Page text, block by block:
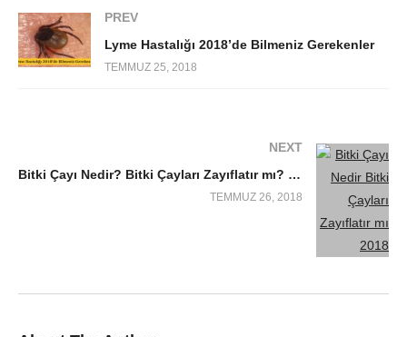
PREV
Lyme Hastalığı 2018’de Bilmeniz Gerekenler
TEMMUZ 25, 2018
NEXT
Bitki Çayı Nedir? Bitki Çayları Zayıflatır mı? 2018
TEMMUZ 26, 2018